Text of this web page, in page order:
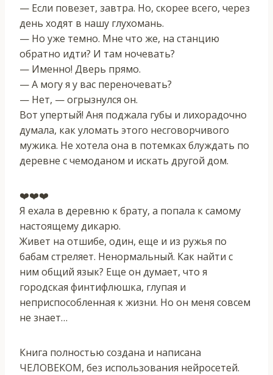
— Если повезет, завтра. Но, скорее всего, через
день ходят в нашу глухомань.
— Но уже темно. Мне что же, на станцию
обратно идти? И там ночевать?
— Именно! Дверь прямо.
— А могу я у вас переночевать?
— Нет, — огрызнулся он.
Вот упертый! Аня поджала губы и лихорадочно
думала, как уломать этого несговорчивого
мужика. Не хотела она в потемках блуждать по
деревне с чемоданом и искать другой дом.
‍❤️‍‍❤️‍‍❤️‍
Я ехала в деревню к брату, а попала к самому
настоящему дикарю.
Живет на отшибе, один, еще и из ружья по
бабам стреляет. Ненормальный. Как найти с
ним общий язык? Еще он думает, что я
городская финтифлюшка, глупая и
неприспособленная к жизни. Но он меня совсем
не знает…
Книга полностью создана и написана
ЧЕЛОВЕКОМ, без использования нейросетей.